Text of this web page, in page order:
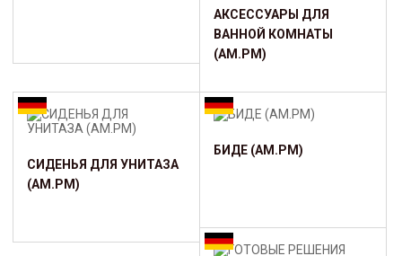
АКСЕССУАРЫ ДЛЯ
ВАННОЙ КОМНАТЫ
(AM.PM)
СИДЕНЬЯ ДЛЯ УНИТАЗА
(AM.PM)
БИДЕ (AM.PM)